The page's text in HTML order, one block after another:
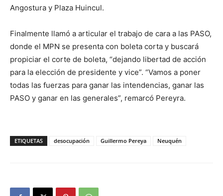
Angostura y Plaza Huincul.
Finalmente llamó a articular el trabajo de cara a las PASO,
donde el MPN se presenta con boleta corta y buscará
propiciar el corte de boleta, “dejando libertad de acción
para la elección de presidente y vice”. “Vamos a poner
todas las fuerzas para ganar las intendencias, ganar las
PASO y ganar en las generales”, remarcó Pereyra.
ETIQUETAS desocupación Guillermo Pereya Neuquén